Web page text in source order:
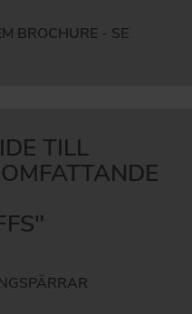
BROCHURE - SE
TILL